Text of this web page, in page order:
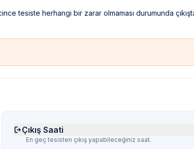
tesiste herhangi bir zarar olmaması durumunda
Çıkış Saati
En geç tesisten çıkış yapabileceğiniz saat.